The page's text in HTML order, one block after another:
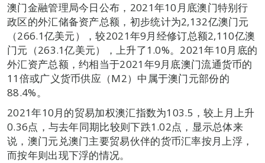
澳门金融管理局今日公布，2021年10月底澳门特别行
政区的外汇储备资产总额，初步统计为2,132亿澳门元
（266.1亿美元），较2021年9月经修订总额2,110亿澳
门元（263.1亿美元），上升了1.0%。2021年10月底的
外汇资产总额，约相当于2021年9月底澳门流通货币的
11倍或广义货币供应（M2）中属于澳门元部份的
88.4%。
2021年10月的贸易加权澳汇指数为103.5，较上月上升
0.36点，与去年同期比较则下跌1.02点，显示总体来
说，澳门元兑澳门主要贸易伙伴的货币汇率按月上浮，
而按年则出现下浮的情况。